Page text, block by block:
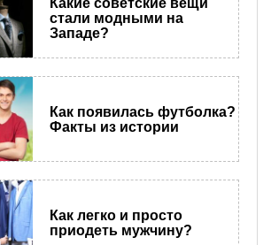
Какие советские вещи
стали модными на
Западе?
Как появилась футболка?
Факты из истории
Как легко и просто
приодеть мужчину?